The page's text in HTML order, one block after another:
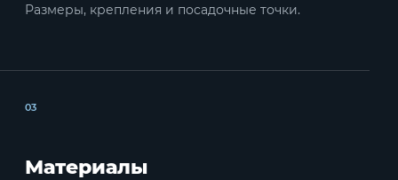
Размеры, крепления и посадочные точки.
03
Материалы